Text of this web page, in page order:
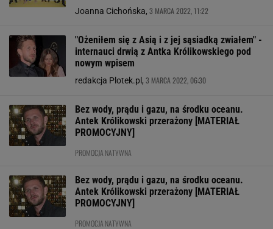
Joanna Cichońska, 3 MARCA 2022, 11:22
"Ożeniłem się z Asią i z jej sąsiadką zwiałem" -
internauci drwią z Antka Królikowskiego pod
nowym wpisem
redakcja Plotek.pl, 3 MARCA 2022, 06:30
Bez wody, prądu i gazu, na środku oceanu.
Antek Królikowski przerażony [MATERIAŁ
PROMOCYJNY]
PROMOCJA NATYWNA
Bez wody, prądu i gazu, na środku oceanu.
Antek Królikowski przerażony [MATERIAŁ
PROMOCYJNY]
PROMOCJA NATYWNA